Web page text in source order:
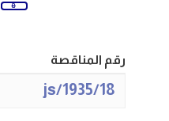
رقم المناقصة
1935/18/js